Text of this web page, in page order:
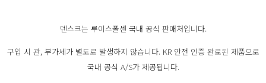
덴스크는 루이스폴센 국내 공식 판매처입니다.
구입 시 관, 부가세가 별도로 발생하지 않습니다. KR 안전 인증 완료된 제품으로
국내 공식 A/S가 제공됩니다.